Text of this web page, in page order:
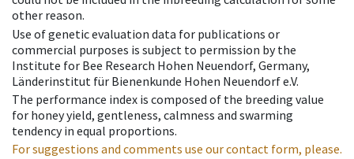
other reason.
Use of genetic evaluation data for publications or
commercial purposes is subject to permission by the
Institute for Bee Research Hohen Neuendorf, Germany,
Länderinstitut für Bienenkunde Hohen Neuendorf e.V.
The performance index is composed of the breeding value
for honey yield, gentleness, calmness and swarming
tendency in equal proportions.
For suggestions and comments use our contact form, please.